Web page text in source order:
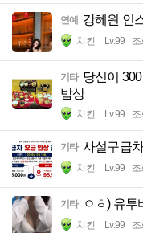
연예 강혜원 인
치킨 Lv.99 조
기타 당신이
밥상
치킨 Lv.99 조
기타 사설구급
치킨 Lv.99 조
기타 ㅇㅎ) 유투
치킨 Lv.99 조